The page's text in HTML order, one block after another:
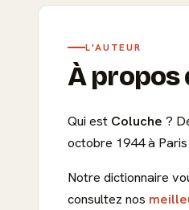
L'AUTEUR
À propos
Qui est Coluche ?
octobre 1944 à
Notre dictionnaire
consultez nos